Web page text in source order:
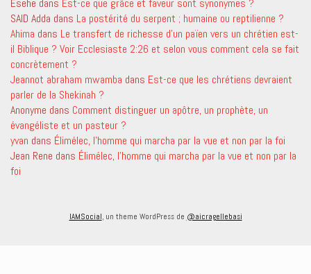
Esehe dans Est-ce que grâce et faveur sont synonymes ?
SAID Adda dans La postérité du serpent ; humaine ou reptilienne ?
Ahima dans Le transfert de richesse d’un païen vers un chrétien est-
il Biblique ? Voir Ecclesiaste 2:26 et selon vous comment cela se fait
concrètement ?
Jeannot abraham mwamba dans Est-ce que les chrétiens devraient
parler de la Shekinah ?
Anonyme dans Comment distinguer un apôtre, un prophète, un
évangéliste et un pasteur ?
yvan dans Élimélec, l’homme qui marcha par la vue et non par la foi
Jean Rene dans Élimélec, l’homme qui marcha par la vue et non par la
foi
IAMSocial , un theme WordPress de @aicragellebasi